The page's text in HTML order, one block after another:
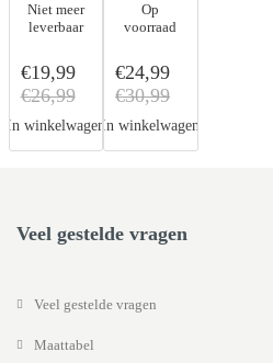
Niet meer
leverbaar
€19,99
€26,99
In winkelwagen
Op
voorraad
€24,99
€30,99
In winkelwagen
Veel gestelde vragen
Veel gestelde vragen
Maattabel